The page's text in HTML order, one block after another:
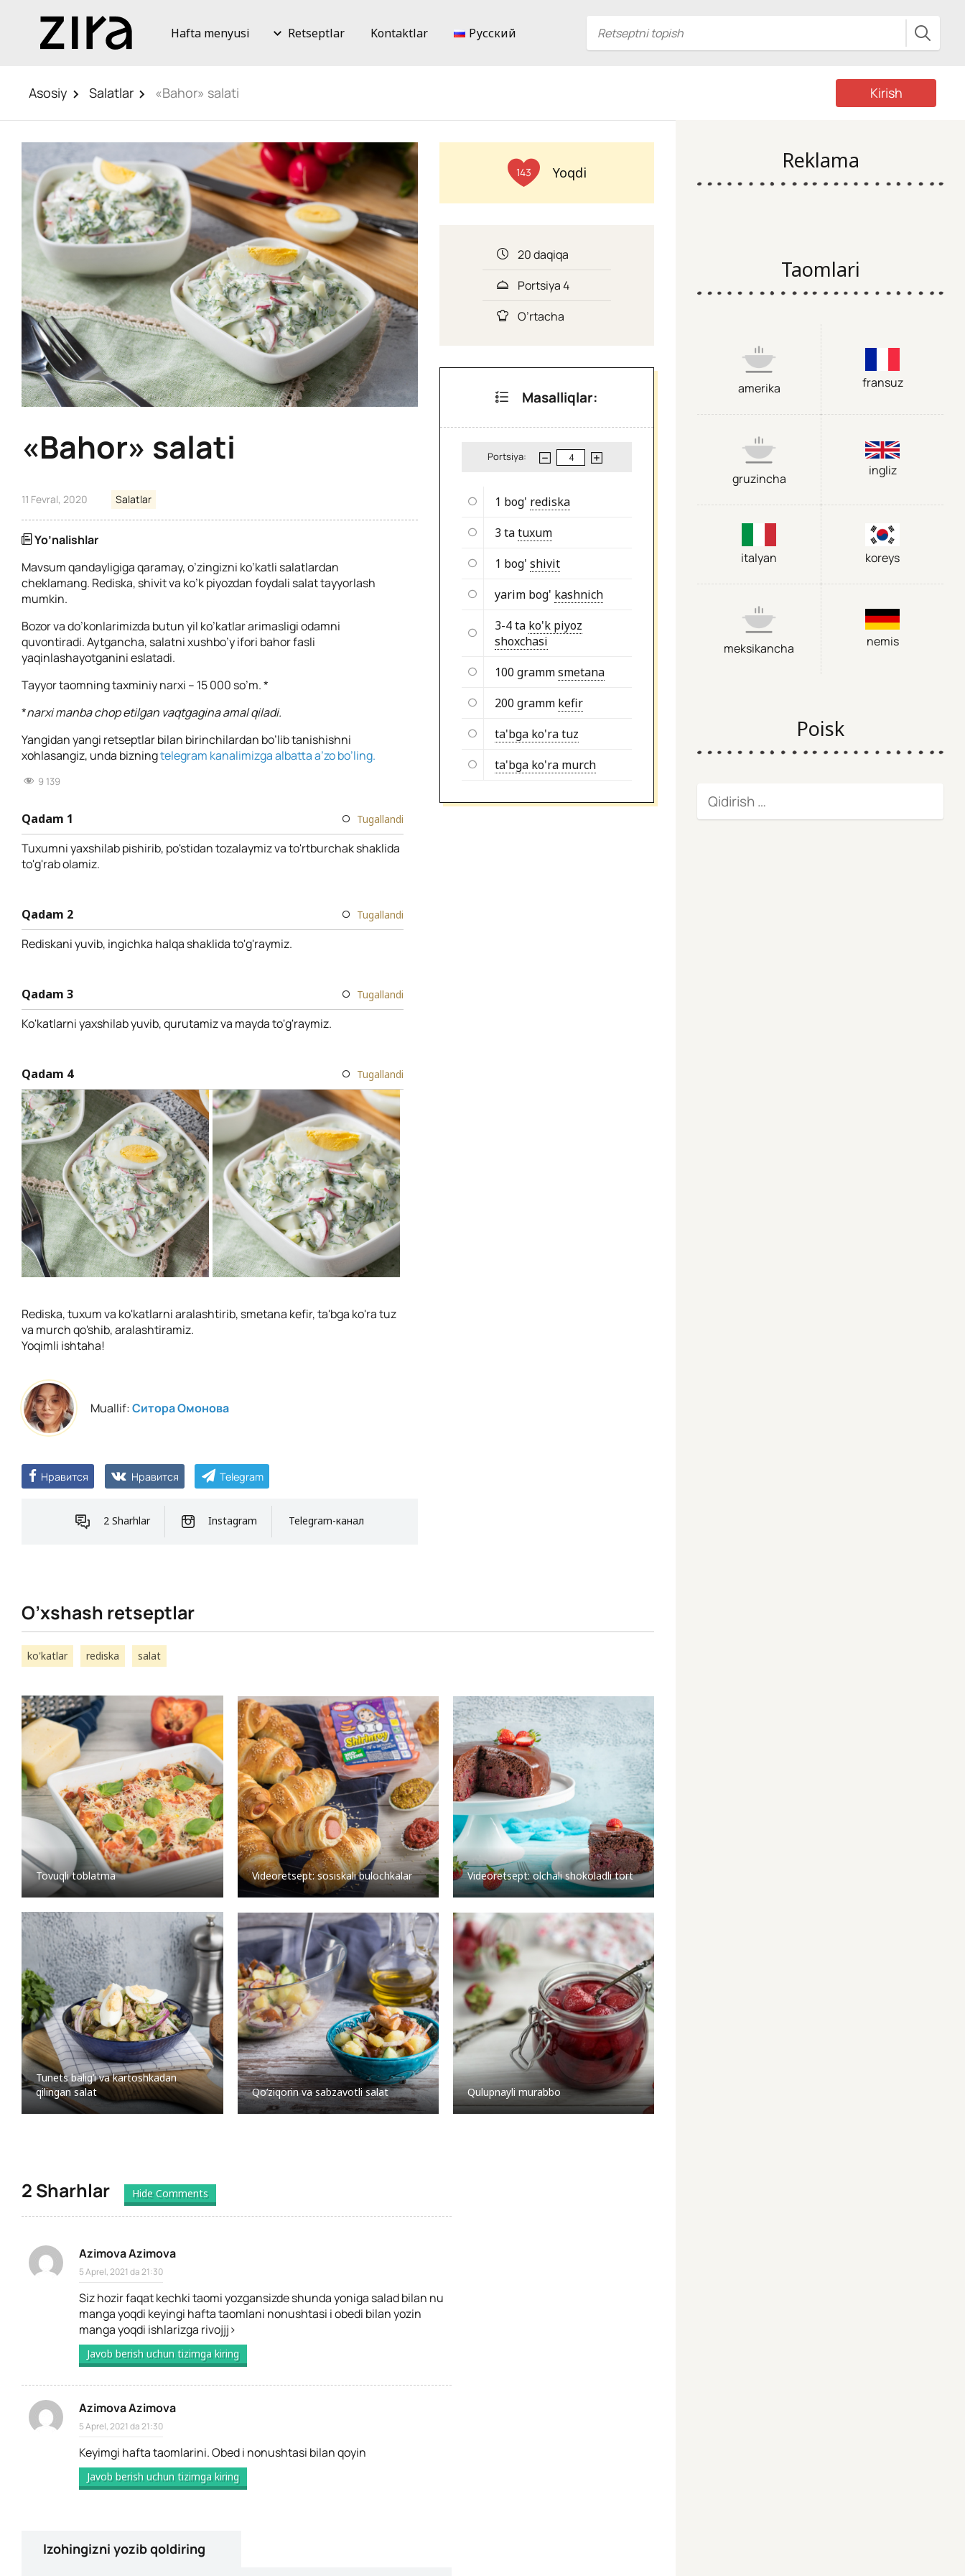
Hafta menyusi Retseptlar Kontaktlar Русский
Asosiy Salatlar «Bahor» salati Kirish
«Bahor» salati
11 Fevral, 2020 Salatlar
Yo’nalishlar
Mavsum qandayligiga qaramay, o’zingizni ko’katli salatlardan
cheklamang. Rediska, shivit va ko’k piyozdan foydali salat tayyorlash
mumkin.
Bozor va do’konlarimizda butun yil ko’katlar arimasligi odamni
quvontiradi. Aytgancha, salatni xushbo’y ifori bahor fasli
yaqinlashayotganini eslatadi.
Tayyor taomning taxminiy narxi – 15 000 so’m. *
*narxi manba chop etilgan vaqtgagina amal qiladi.
Yangidan yangi retseptlar bilan birinchilardan bo’lib tanishishni
xohlasangiz, unda bizningtelegram kanalimizga albatta a’zo bo’ling.
9 139
Qadam 1 Tugallandi
Tuxumni yaxshilab pishirib, po'stidan tozalaymiz va to'rtburchak shaklida
to'g'rab olamiz.
Qadam 2 Tugallandi
Rediskani yuvib, ingichka halqa shaklida to'g'raymiz.
Qadam 3 Tugallandi
Ko'katlarni yaxshilab yuvib, qurutamiz va mayda to'g'raymiz.
Qadam 4 Tugallandi
Rediska, tuxum va ko'katlarni aralashtirib, smetana kefir, ta'bga ko'ra tuz
va murch qo'shib, aralashtiramiz.
Yoqimli ishtaha!
Muallif:Ситора Омонова
Нравится Нравится Telegram
2 Sharhlar Instagram Telegram-канал
143 Yoqdi
20 daqiqa
Portsiya 4
O’rtacha
Masalliqlar:
Portsiya:
1 bog' rediska
3 tatuxum
1 bog' shivit
yarim bog' kashnich
3-4 ta ko'k piyoz
shoxchasi
100 grammsmetana
200 gramm kefir
ta'bga ko'ra tuz
ta'bga ko'ra murch
O’xshash retseptlar
ko'katlar rediska salat
Tovuqli toblatma Videoretsept: sosiskali bulochkalar Videoretsept: olchali shokoladli tort
Tunets balig’i va kartoshkadan
qilingan salat
Qo’ziqorin va sabzavotli salat Qulupnayli murabbo
2 Sharhlar Hide Comments
Azimova Azimova
5 Aprel, 2021 da 21:30
Siz hozir faqat kechki taomi yozgansizde shunda yoniga salad bilan nu
manga yoqdi keyingi hafta taomlani nonushtasi i obedi bilan yozin
manga yoqdi ishlarizga rivojjj>
Javob berish uchun tizimga kiring
Azimova Azimova
5 Aprel, 2021 da 21:30
Keyimgi hafta taomlarini. Obed i nonushtasi bilan qoyin
Javob berish uchun tizimga kiring
Izohingizni yozib qoldiring
Reklama
Taomlari
amerika fransuz
gruzincha
ingliz
italyan koreys
meksikancha nemis
Poisk